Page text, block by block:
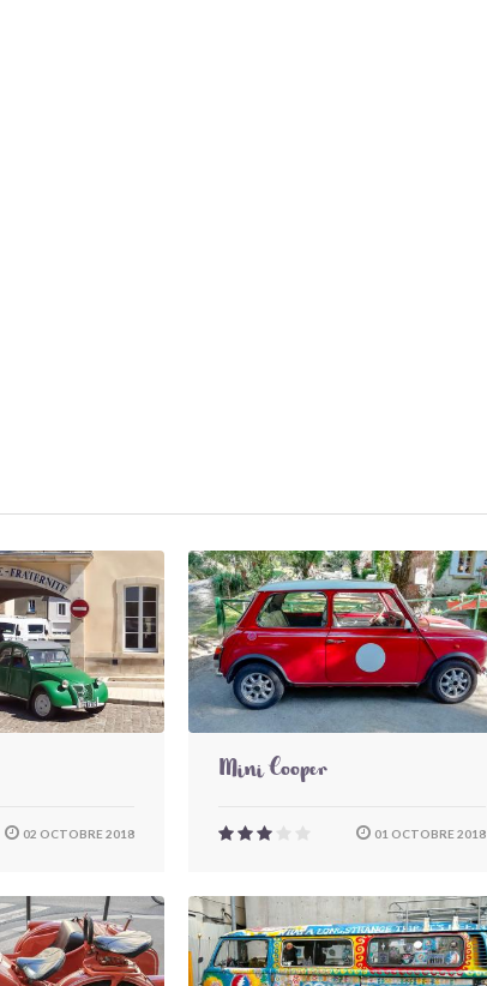
02 OCTOBRE 2018
Mini Cooper
01 OCTOBRE 2018